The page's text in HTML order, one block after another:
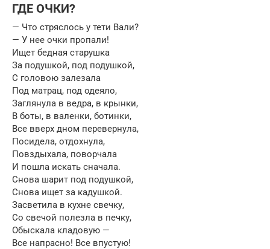
ГДЕ ОЧКИ?
— Что стряслось у тети Вали?
— У нее очки пропали!
Ищет бедная старушка
За подушкой, под подушкой,
С головою залезала
Под матрац, под одеяло,
Заглянула в ведра, в крынки,
В боты, в валенки, ботинки,
Все вверх дном перевернула,
Посидела, отдохнула,
Повздыхала, поворчала
И пошла искать сначала.
Снова шарит под подушкой,
Снова ищет за кадушкой.
Засветила в кухне свечку,
Со свечой полезла в печку,
Обыскала кладовую —
Все напрасно! Все впустую!